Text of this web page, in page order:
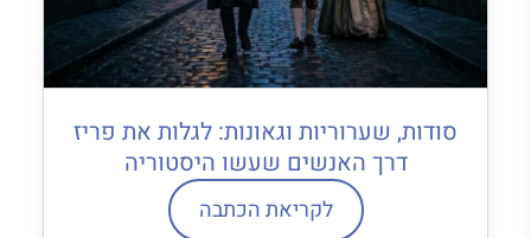
סודות, שערוריות וגאונות: לגלות את פריז
דרך האנשים שעשו היסטוריה
לקריאת הכתבה